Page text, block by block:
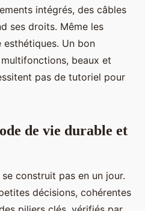
intégrés, des câbles
ses droits. Même les
Un bon
beaux et
pas de tutoriel pour
de vie durable et
construit pas en un jour.
décisions, cohérentes